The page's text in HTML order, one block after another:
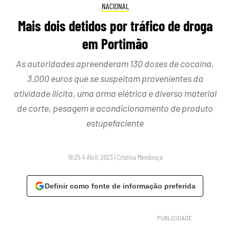
NACIONAL
Mais dois detidos por tráfico de droga
em Portimão
As autoridades apreenderam 130 doses de cocaína,
3.000 euros que se suspeitam provenientes da
atividade ilícita, uma arma elétrica e diverso material
de corte, pesagem e acondicionamento de produto
estupefaciente
18:25 4 Abril, 2023 | Cristina Mendonça
Definir como fonte de informação preferida